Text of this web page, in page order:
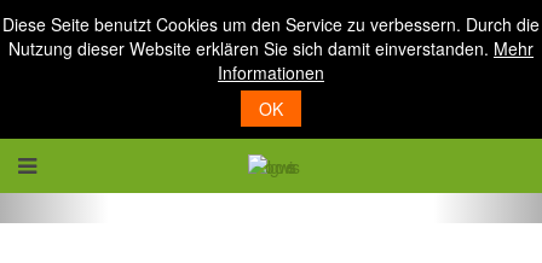
Diese Seite benutzt Cookies um den Service zu verbessern. Durch die
Nutzung dieser Website erklären Sie sich damit einverstanden. Mehr
Informationen
OK